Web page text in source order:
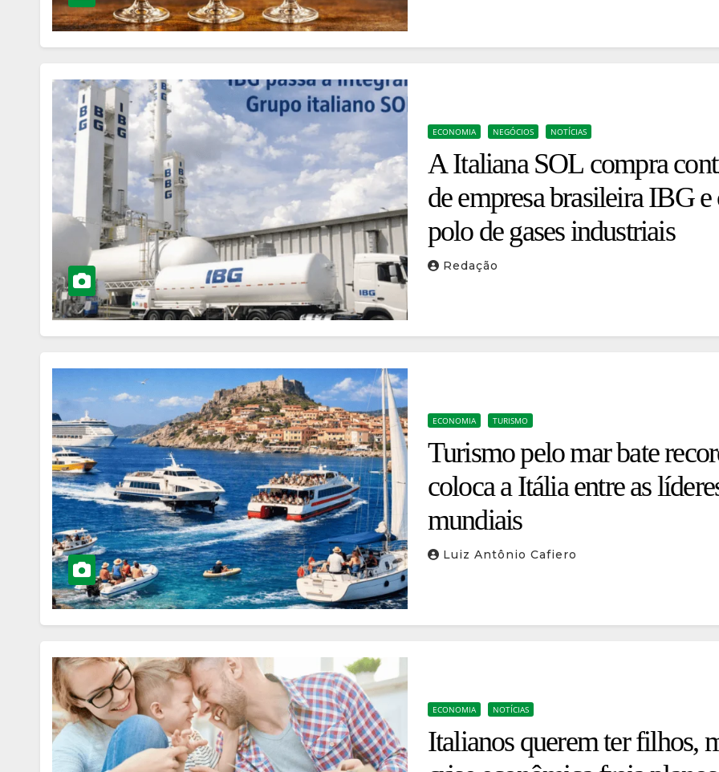
ECONOMIA NEGÓCIOS NOTÍCIAS
A Italiana SOL compra
de empresa brasileira IBG e
polo de gases industriais
Redação
ECONOMIA TURISMO
Turismo pelo mar bate
coloca a Itália entre as
mundiais
Luiz Antônio Cafiero
ECONOMIA NOTÍCIAS
Italianos querem ter filhos,